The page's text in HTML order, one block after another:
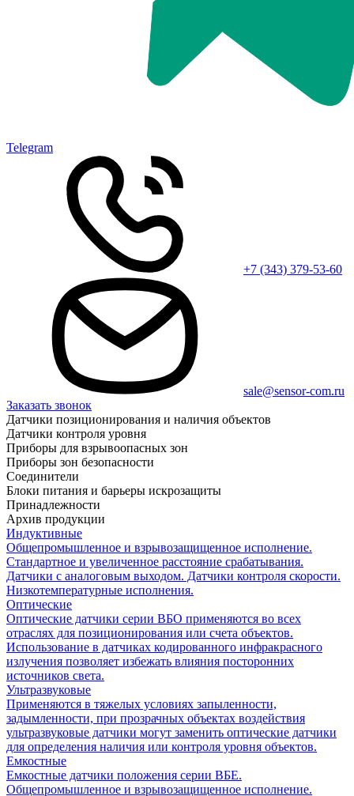
Telegram
+7 (343) 379-53-60
sale@sensor-com.ru
Заказать звонок
Датчики позиционирования и наличия объектов
Датчики контроля уровня
Приборы для взрывоопасных зон
Приборы зон безопасности
Соединители
Блоки питания и барьеры искрозащиты
Принадлежности
Архив продукции
Индуктивные
Общепромышленное и взрывозащищенное исполнение.
Стандартное и увеличенное расстояние срабатывания.
Датчики с аналоговым выходом. Датчики контроля скорости.
Низкотемпературные исполнения.
Оптические
Оптические датчики серии ВБО применяются во всех
отраслях для позиционирования или счета объектов.
Использование в датчиках кодированного инфракрасного
излучения позволяет избежать влияния посторонних
источников света.
Ультразвуковые
Применяются в тяжелых условиях запыленности,
задымленности, при прозрачных объектах воздействия
ультразвуковые датчики могут заменить оптические датчики
для определения наличия или контроля уровня объектов.
Емкостные
Емкостные датчики положения серии ВБЕ.
Общепромышленное и взрывозащищенное исполнение.